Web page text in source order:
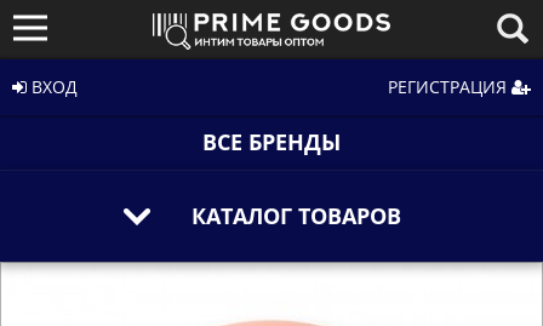
ВХОД РЕГИСТРАЦИЯ
ВСЕ БРЕНДЫ
КАТАЛОГ ТОВАРОВ